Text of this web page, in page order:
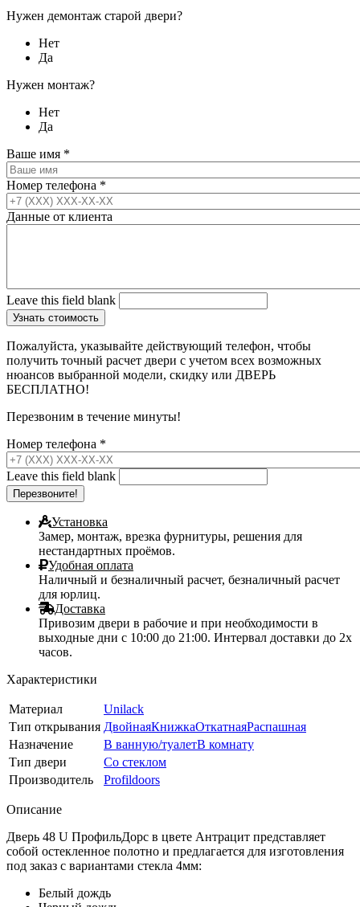
Нужен демонтаж старой двери?
Нет
Да
Нужен монтаж?
Нет
Да
Ваше имя *
Номер телефона *
Данные от клиента
Leave this field blank
Пожалуйста, указывайте действующий телефон, чтобы
получить точный расчет двери с учетом всех возможных
нюансов выбранной модели, скидку или ДВЕРЬ
БЕСПЛАТНО!
Перезвоним в течение минуты!
Номер телефона *
Leave this field blank
Установка
Замер, монтаж, врезка фурнитуры, решения для
нестандартных проёмов.
Удобная оплата
Наличный и безналичный расчет, безналичный расчет
для юрлиц.
Доставка
Привозим двери в рабочие и при необходимости в
выходные дни с 10:00 до 21:00. Интервал доставки до 2х
часов.
Характеристики
Материал
Unilack
Тип открывания ДвойнаяКнижкаОткатнаяРаспашная
Назначение
В ванную/туалетВ комнату
Тип двери
Со стеклом
Производитель
Profildoors
Описание
Дверь 48 U ПрофильДорс в цвете Антрацит представляет
собой остекленное полотно и предлагается для изготовления
под заказ с вариантами стекла 4мм:
Белый дождь